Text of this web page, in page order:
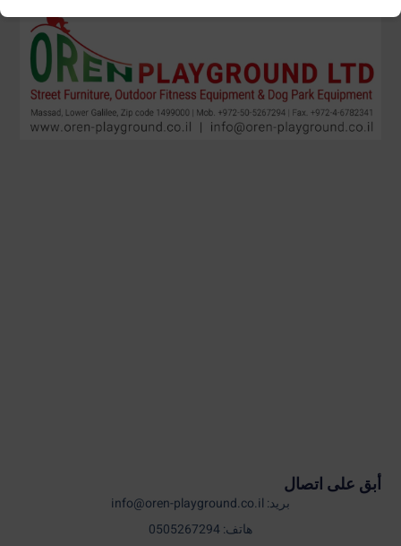
أبق على اتصال
بريد: info@oren-playground.co.il
هاتف: 0505267294